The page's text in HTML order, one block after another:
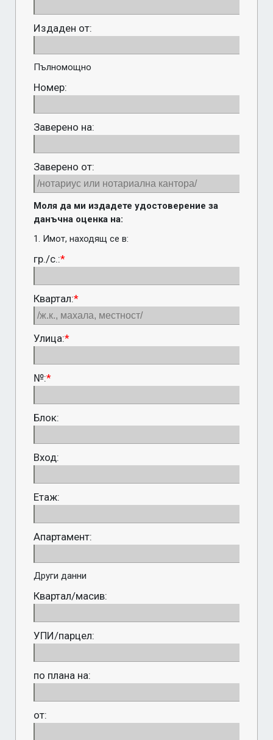
Издаден от:
Пълномощно
Номер:
Заверено на:
Заверено от:
Моля да ми издадете удостоверение за
данъчна оценка на:
1. Имот, находящ се в:
гр./с.:*
Квартал:*
Улица:*
№:*
Блок:
Вход:
Етаж:
Апартамент:
Други данни
Квартал/масив:
УПИ/парцел:
по плана на:
от: